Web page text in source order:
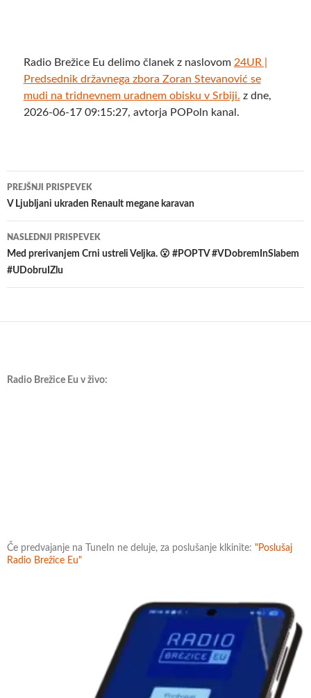
Radio Brežice Eu delimo članek z naslovom 24UR |
Predsednik državnega zbora Zoran Stevanović se
mudi na tridnevnem uradnem obisku v Srbiji. z dne,
2026-06-17 09:15:27, avtorja POPoln kanal.
Krmarjenje
po
prispevkih
PREJŠNJI PRISPEVEK
V Ljubljani ukraden Renault megane karavan
NASLEDNJI PRISPEVEK
Med prerivanjem Crni ustreli Veljka. 😮 #POPTV #VDobremInSlabem
#UDobruIZlu
Radio Brežice Eu v živo:
Če predvajanje na TuneIn ne deluje, za poslušanje klkinite: "Poslušaj
Radio Brežice Eu"